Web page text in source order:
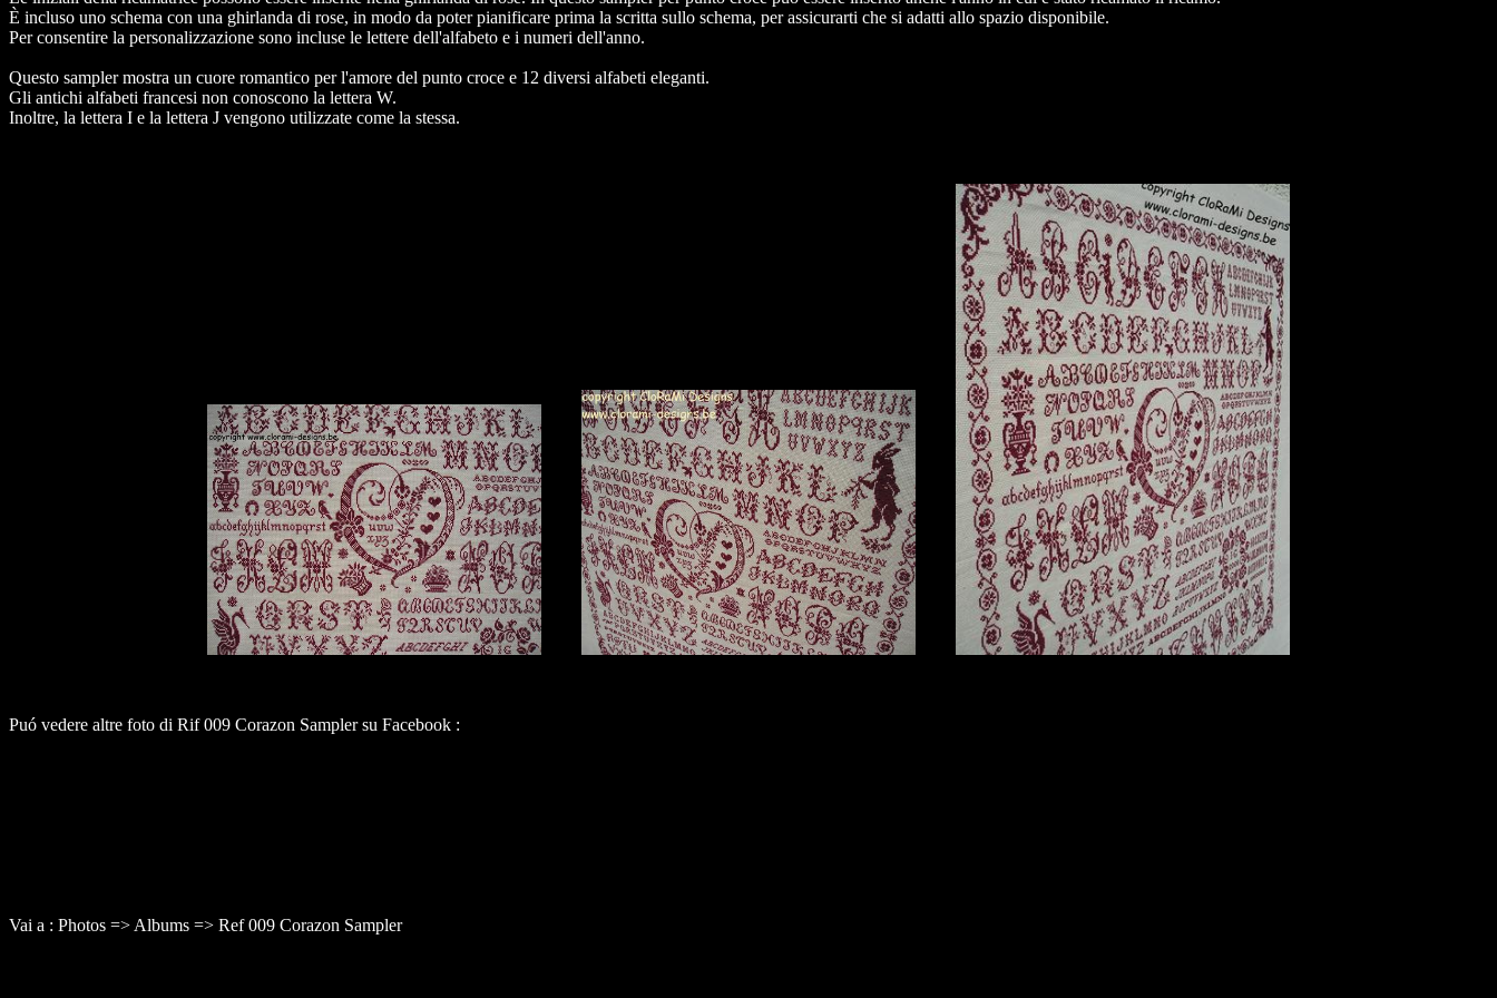
È incluso uno schema con una ghirlanda di rose, in modo da poter pianificare prima la scritta sullo schema, per assicurarti che si adatti allo spazio disponibile.
Per consentire la personalizzazione sono incluse le lettere dell'alfabeto e i numeri dell'anno.
Questo sampler mostra un cuore romantico per l'amore del punto croce e 12 diversi alfabeti eleganti.
Gli antichi alfabeti francesi non conoscono la lettera W.
Inoltre, la lettera I e la lettera J vengono utilizzate come la stessa.
Puó vedere altre foto di Rif 009 Corazon Sampler su Facebook :
Vai a : Photos => Albums => Ref 009 Corazon Sampler